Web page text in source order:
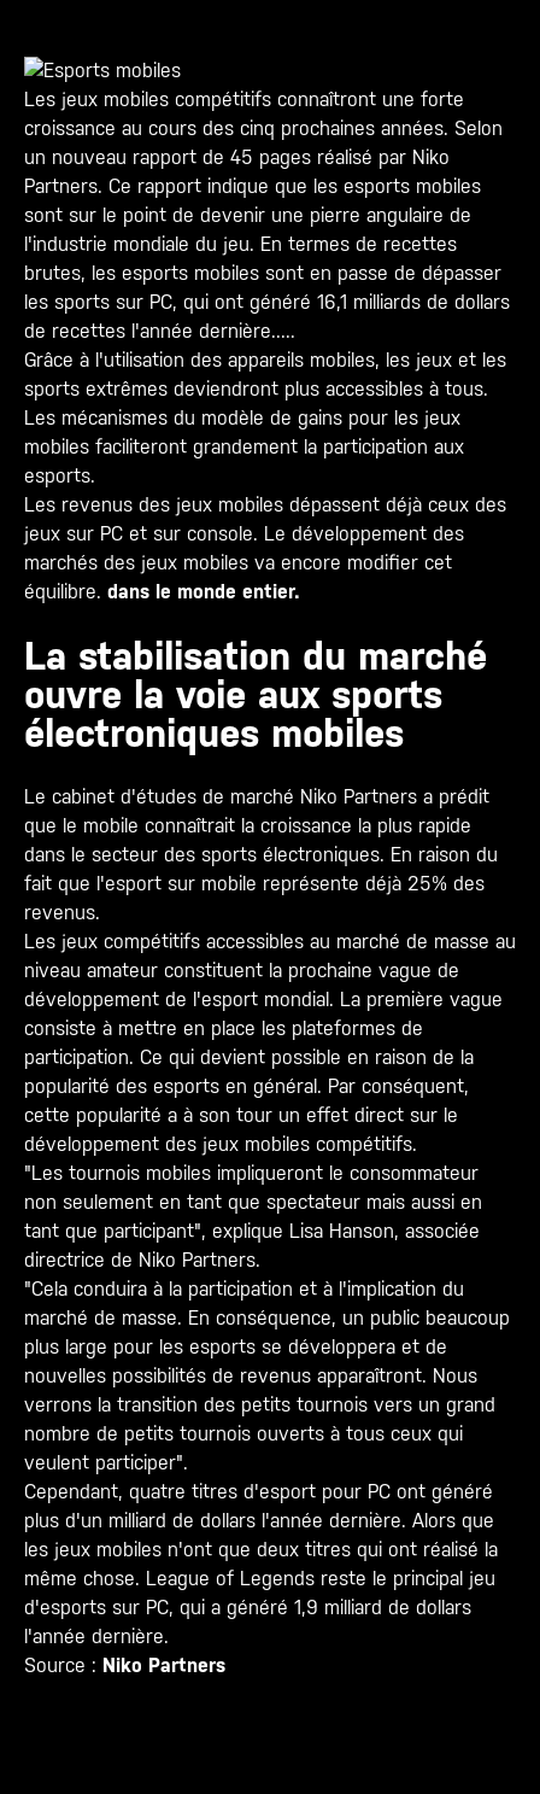
Les jeux mobiles compétitifs connaîtront une forte
croissance au cours des cinq prochaines années. Selon
un nouveau rapport de 45 pages réalisé par Niko
Partners. Ce rapport indique que les esports mobiles
sont sur le point de devenir une pierre angulaire de
l'industrie mondiale du jeu. En termes de recettes
brutes, les esports mobiles sont en passe de dépasser
les sports sur PC, qui ont généré 16,1 milliards de dollars
de recettes l'année dernière.....
Grâce à l'utilisation des appareils mobiles, les jeux et les
sports extrêmes deviendront plus accessibles à tous.
Les mécanismes du modèle de gains pour les jeux
mobiles faciliteront grandement la participation aux
esports.
Les revenus des jeux mobiles dépassent déjà ceux des
jeux sur PC et sur console. Le développement des
marchés des jeux mobiles va encore modifier cet
équilibre. dans le monde entier.
La stabilisation du marché
ouvre la voie aux sports
électroniques mobiles
Le cabinet d'études de marché Niko Partners a prédit
que le mobile connaîtrait la croissance la plus rapide
dans le secteur des sports électroniques. En raison du
fait que l'esport sur mobile représente déjà 25% des
revenus.
Les jeux compétitifs accessibles au marché de masse au
niveau amateur constituent la prochaine vague de
développement de l'esport mondial. La première vague
consiste à mettre en place les plateformes de
participation. Ce qui devient possible en raison de la
popularité des esports en général. Par conséquent,
cette popularité a à son tour un effet direct sur le
développement des jeux mobiles compétitifs.
"Les tournois mobiles impliqueront le consommateur
non seulement en tant que spectateur mais aussi en
tant que participant", explique Lisa Hanson, associée
directrice de Niko Partners.
"Cela conduira à la participation et à l'implication du
marché de masse. En conséquence, un public beaucoup
plus large pour les esports se développera et de
nouvelles possibilités de revenus apparaîtront. Nous
verrons la transition des petits tournois vers un grand
nombre de petits tournois ouverts à tous ceux qui
veulent participer".
Cependant, quatre titres d'esport pour PC ont généré
plus d'un milliard de dollars l'année dernière. Alors que
les jeux mobiles n'ont que deux titres qui ont réalisé la
même chose. League of Legends reste le principal jeu
d'esports sur PC, qui a généré 1,9 milliard de dollars
l'année dernière.
Source : Niko Partners